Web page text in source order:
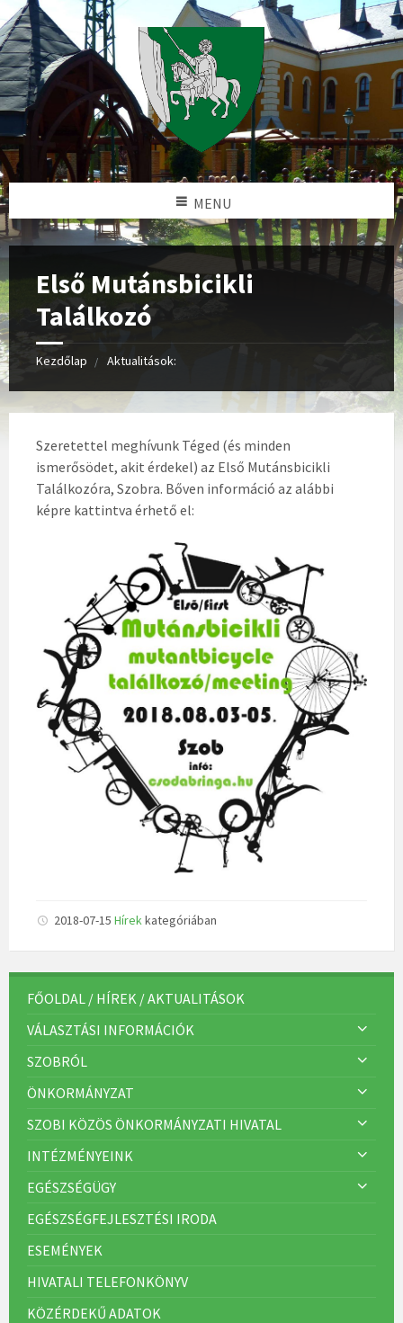
MENU
Első Mutánsbicikli
Találkozó
Kezdőlap Aktualitások:
Szeretettel meghívunk Téged (és minden
ismerősödet, akit érdekel) az Első Mutánsbicikli
Találkozóra, Szobra. Bőven információ az alábbi
képre kattintva érhető el:
2018-07-15 Hírek kategóriában
FŐOLDAL / HÍREK / AKTUALITÁSOK
VÁLASZTÁSI INFORMÁCIÓK
SZOBRÓL
ÖNKORMÁNYZAT
SZOBI KÖZÖS ÖNKORMÁNYZATI HIVATAL
INTÉZMÉNYEINK
EGÉSZSÉGÜGY
EGÉSZSÉGFEJLESZTÉSI IRODA
ESEMÉNYEK
HIVATALI TELEFONKÖNYV
KÖZÉRDEKŰ ADATOK